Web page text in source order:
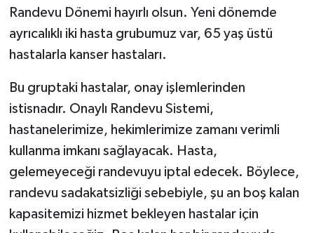
Randevu Dönemi hayırlı olsun. Yeni dönemde
ayrıcalıklı iki hasta grubumuz var, 65 yaş üstü
hastalarla kanser hastaları.
Bu gruptaki hastalar, onay işlemlerinden
istisnadır. Onaylı Randevu Sistemi,
hastanelerimize, hekimlerimize zamanı verimli
kullanma imkanı sağlayacak. Hasta,
gelemeyeceği randevuyu iptal edecek. Böylece,
randevu sadakatsizliği sebebiyle, şu an boş kalan
kapasitemizi hizmet bekleyen hastalar için